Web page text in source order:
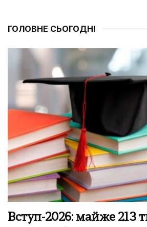
ГОЛОВНЕ СЬОГОДНІ
Вступ-2026: майже 213